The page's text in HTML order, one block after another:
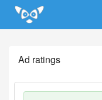
Update cookies preferences
Ad ratings